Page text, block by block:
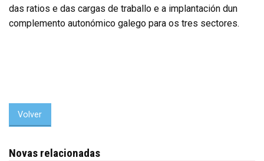
das ratios e das cargas de traballo e a implantación dun
complemento autonómico galego para os tres sectores.
Volver
Novas relacionadas